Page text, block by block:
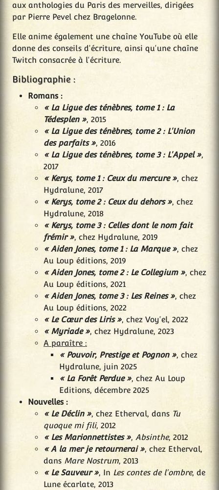
aux anthologies du Paris des merveilles, dirigées
par Pierre Pevel chez Bragelonne.
Elle anime également une chaîne YouTube où elle
donne des conseils d'écriture, ainsi qu'une chaîne
Twitch consacrée à l'écriture.
Bibliographie :
Romans :
« La Ligue des ténèbres, tome 1 : La
Tédesplen », 2015
« La Ligue des ténèbres, tome 2 : L'Union
des parfaits », 2016
« La Ligue des ténèbres, tome 3 : L'Appel »,
2017
« Kerys, tome 1 : Ceux du mercure », chez
Hydralune, 2017
« Kerys, tome 2 : Ceux du dehors », chez
Hydralune, 2018
« Kerys, tome 3 : Celles dont le nom fait
frémir », chez Hydralune, 2019
« Aiden Jones, tome 1 : La Marque », chez
Au Loup éditions, 2019
« Aiden Jones, tome 2 : Le Collegium », chez
Au Loup éditions, 2021
« Aiden Jones, tome 3 : Les Reines », chez
Au Loup éditions, 2022
« Le Cœur des Liris », chez Voy'el, 2022
« Myriade », chez Hydralune, 2023
A paraître :
« Pouvoir, Prestige et Pognon », chez
Hydralune, juin 2025
« La Forêt Perdue », chez Au Loup
Editions, décembre 2025
Nouvelles :
« Le Déclin », chez Etherval, dans Tu
quoque mi fili, 2012
« Les Marionnettistes », Absinthe, 2012
« A la mer je retournerai », chez Etherval,
dans Mare Nostrum, 2013
« Le Sauveur », In Les contes de l'ombre, de
Lune écarlate, 2013